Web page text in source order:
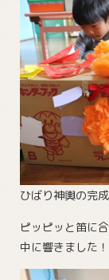
ひばり神輿の完成
ピッピッと笛に
中に響きました！